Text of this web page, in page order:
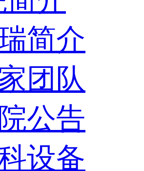
简介
团队
公告
设备